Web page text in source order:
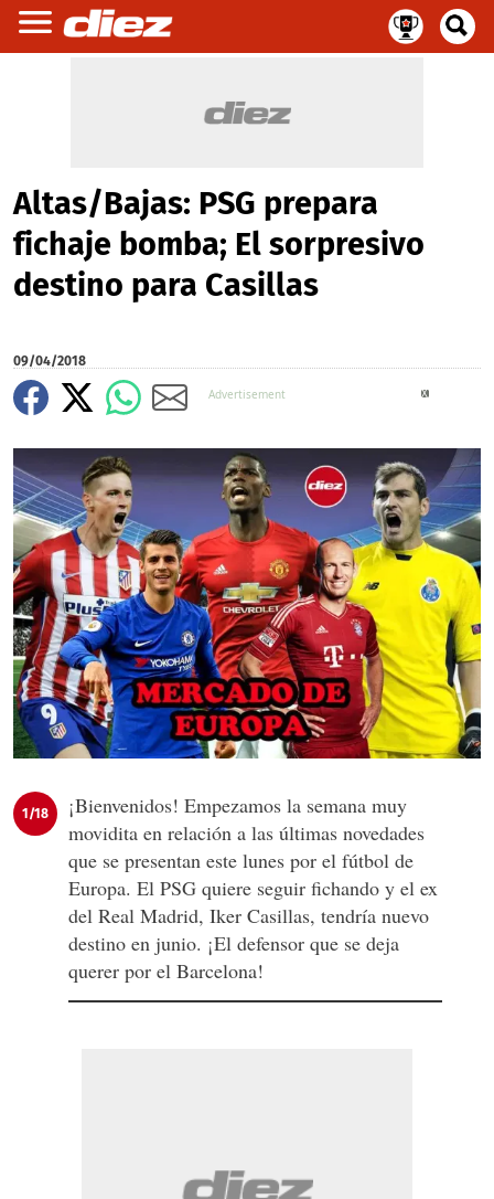
Altas/Bajas: PSG prepara
fichaje bomba; El sorpresivo
destino para Casillas
09/04/2018
1/18
¡Bienvenidos! Empezamos la semana muy
movidita en relación a las últimas novedades
que se presentan este lunes por el fútbol de
Europa. El PSG quiere seguir fichando y el ex
del Real Madrid, Iker Casillas, tendría nuevo
destino en junio. ¡El defensor que se deja
querer por el Barcelona!
X